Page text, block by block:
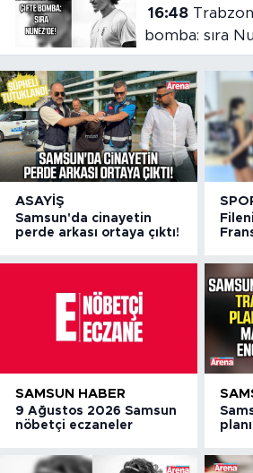
16:48Trabzonspor'dan çifte
bomba: sıra
ASAYIŞ
Samsun'da cinayetin
perde arkası ortaya çıktı!
SAMSUN HABER
9 Ağustos 2026 Samsun
nöbetçi eczaneler